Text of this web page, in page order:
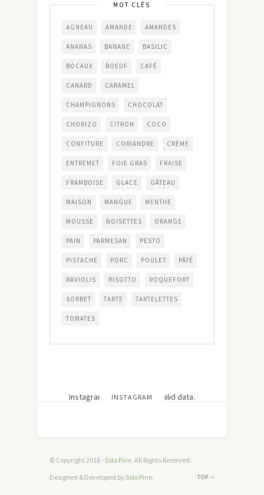
MOT CLÉS
AGNEAU AMANDE AMANDES
ANANAS BANANE BASILIC
BOCAUX BOEUF CAFÉ
CANARD CARAMEL
CHAMPIGNONS CHOCOLAT
CHORIZO CITRON COCO
CONFITURE CORIANDRE CRÈME
ENTREMET FOIE GRAS FRAISE
FRAMBOISE GLACE GÂTEAU
MAISON MANGUE MENTHE
MOUSSE NOISETTES ORANGE
PAIN PARMESAN PESTO
PISTACHE PORC POULET PÂTÉ
RAVIOLIS RISOTTO ROQUEFORT
SORBET TARTE TARTELETTES
TOMATES
INSTAGRAM
Instagram has returned invalid data.
© Copyright 2016 - Solo Pine. All Rights Reserved.
TOP
Designed & Developed by Solo Pine.